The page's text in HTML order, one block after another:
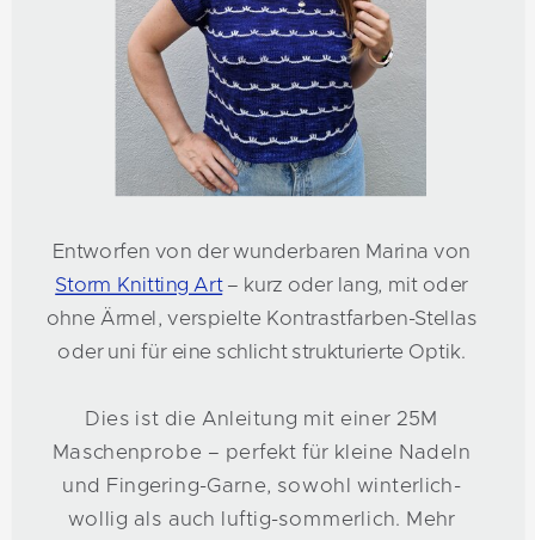
Entworfen von der wunderbaren Marina von
Storm Knitting Art– kurz oder lang, mit oder
ohne Ärmel, verspielte Kontrastfarben-Stellas
oder uni für eine schlicht strukturierte Optik.
Dies ist die Anleitung mit einer 25M
Maschenprobe – perfekt für kleine Nadeln
und Fingering-Garne, sowohl winterlich-
wollig als auch luftig-sommerlich. Mehr